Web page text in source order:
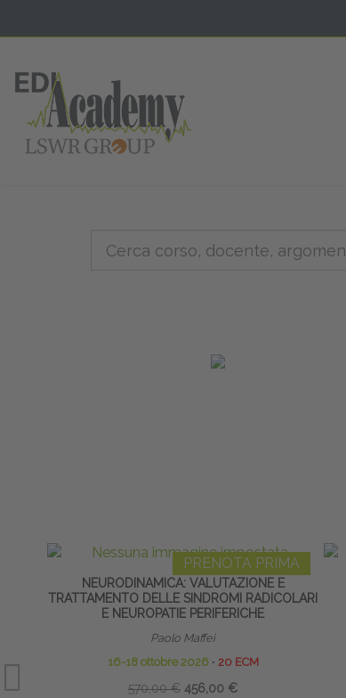
PRENOTA PRIMA
NEURODINAMICA: VALUTAZIONE E
TRATTAMENTO DELLE SINDROMI RADICOLARI
E NEUROPATIE PERIFERICHE
Paolo Maffei
16-18 ottobre 2026 ∙ 20 ECM
570,00 € 456,00 €